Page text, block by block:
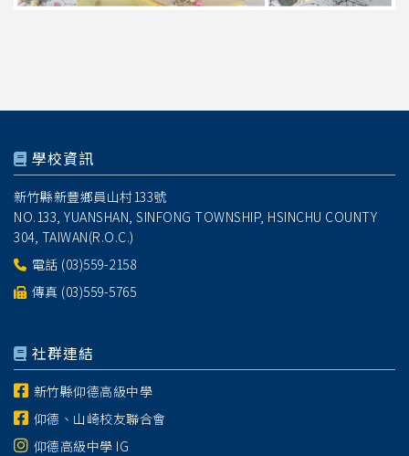
學校資訊
新竹縣新豐鄉員山村133號
NO.133, YUANSHAN, SINFONG TOWNSHIP, HSINCHU COUNTY
304, TAIWAN(R.O.C.)
電話 (03)559-2158
傳真 (03)559-5765
社群連結
新竹縣仰德高級中學
仰德、山崎校友聯合會
仰德高級中學 IG